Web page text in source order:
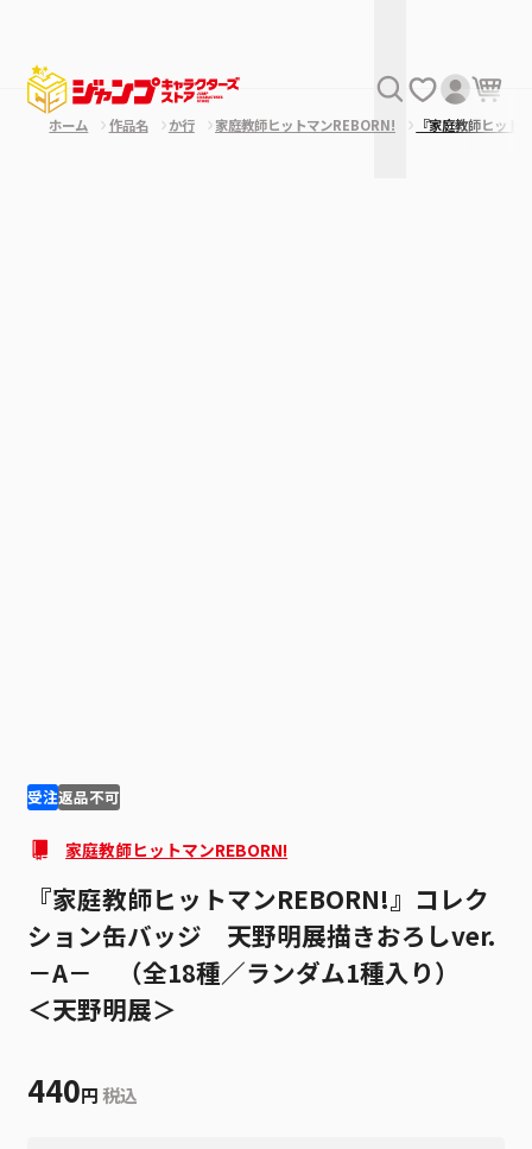
ホーム 作品名 か行 家庭教師ヒットマンREBORN! 『家庭教師ヒッ
受注返品不可
家庭教師ヒットマンREBORN!
『家庭教師ヒットマンREBORN!』コレク
ション缶バッジ 天野明展描きおろしver.
－A－ （全18種／ランダム1種入り）
＜天野明展＞
440円 税込